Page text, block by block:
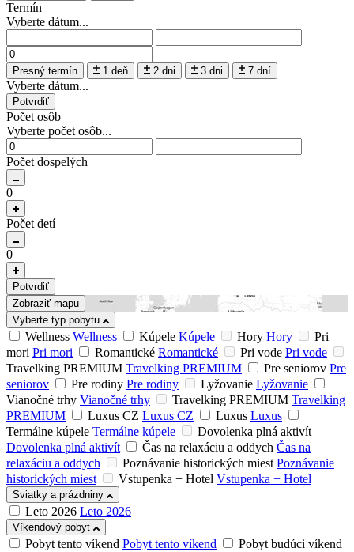
Termín
Vyberte dátum...
Presný termín 1 deň 2 dni 3 dni 7 dní
Vyberte dátum...
Potvrdiť
Počet osôb
Vyberte počet osôb...
Počet dospelých
0
Počet detí
0
Potvrdiť
Zobraziť mapu
Vyberte typ pobytu
Wellness Wellness Kúpele Kúpele Hory Hory
Pri
mori Pri mori Romantické Romantické Pri vode Pri vode
Travelking PREMIUM Travelking PREMIUM Pre seniorov Pre
seniorov
Pre rodiny Pre rodiny Lyžovanie Lyžovanie
Vianočné trhy Vianočné trhy Travelking PREMIUM Travelking
PREMIUM
Luxus CZ Luxus CZ Luxus Luxus
Termálne kúpele Termálne kúpele
Dovolenka plná aktivít
Dovolenka plná aktivít
Čas na relaxáciu a oddych Čas na
relaxáciu a oddych
Poznávanie historických miest Poznávanie
historických miest
Vstupenka + Hotel Vstupenka + Hotel
Sviatky a prázdniny
Leto 2026 Leto 2026
Víkendový pobyt
Pobyt tento víkend Pobyt tento víkend
Pobyt budúci víkend